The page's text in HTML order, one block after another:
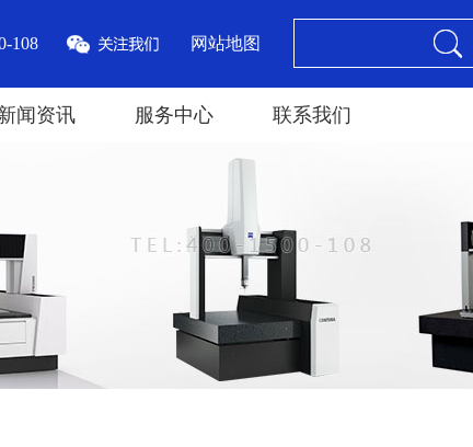
网站地图
108
闻资讯 服务中心 联系我们